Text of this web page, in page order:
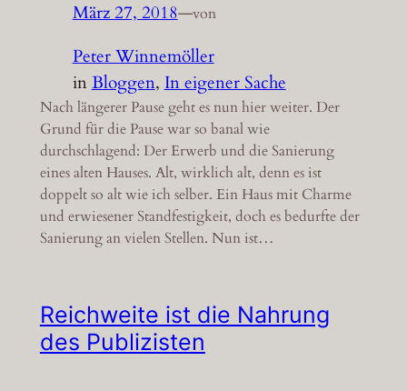
März 27, 2018—von
Peter Winnemöller
inBloggen, In eigener Sache
Nach längerer Pause geht es nun hier weiter. Der
Grund für die Pause war so banal wie
durchschlagend: Der Erwerb und die Sanierung
eines alten Hauses. Alt, wirklich alt, denn es ist
doppelt so alt wie ich selber. Ein Haus mit Charme
und erwiesener Standfestigkeit, doch es bedurfte der
Sanierung an vielen Stellen. Nun ist…
Reichweite ist die Nahrung
des Publizisten